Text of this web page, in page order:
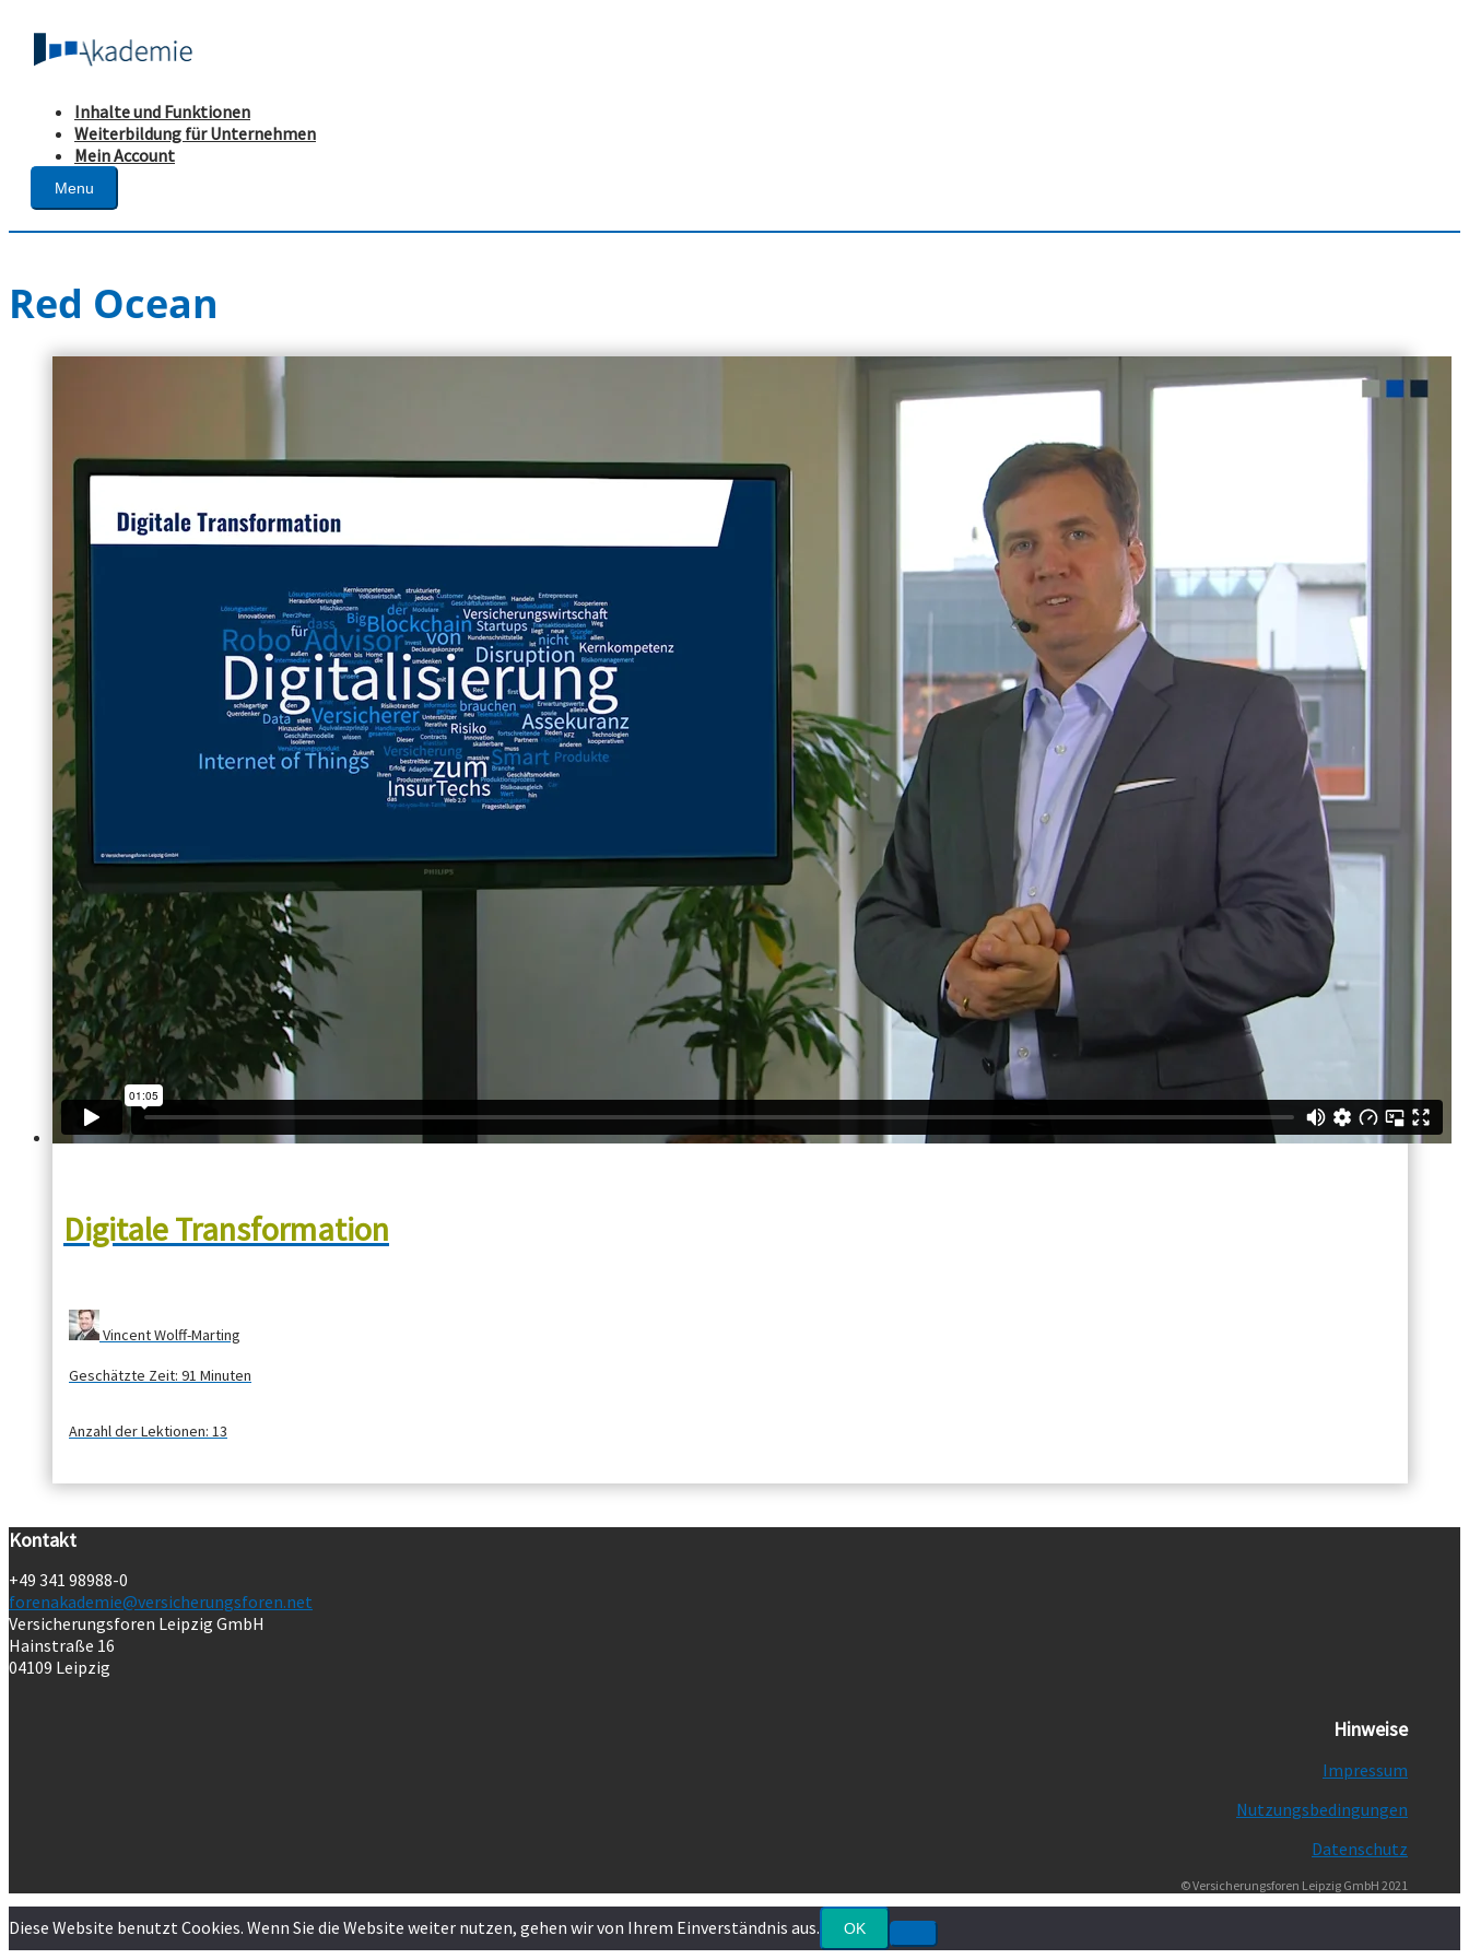
Inhalte und Funktionen
Weiterbildung für Unternehmen
Mein Account
Menu
Red Ocean
Digitale Transformation
Vincent Wolff-Marting
Geschätzte Zeit: 91 Minuten
Anzahl der Lektionen: 13
Kontakt
+49 341 98988-0
forenakademie@versicherungsforen.net
Versicherungsforen Leipzig GmbH
Hainstraße 16
04109 Leipzig
Hinweise
Impressum
Nutzungsbedingungen
Datenschutz
© Versicherungsforen Leipzig GmbH 2021
Diese Website benutzt Cookies. Wenn Sie die Website weiter nutzen, gehen wir von Ihrem Einverständnis aus. OK